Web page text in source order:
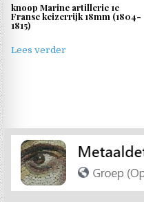
knoop Marine artillerie 1e
Franse keizerrijk 18mm (1804-
1815)
Lees verder